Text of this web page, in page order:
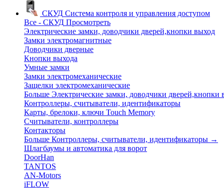
СКУД Система контроля и управления доступом
Все - СКУД Просмотреть
Электрические замки, доводчики дверей,кнопки выход
Замки электромагнитные
Доводчики дверные
Кнопки выхода
Умные замки
Замки электромеханические
Защелки электромеханические
Больше Электрические замки, доводчики дверей,кнопки
Контроллеры, считыватели, идентификаторы
Карты, брелоки, ключи Touch Memory
Считыватели, контроллеры
Контакторы
Больше Контроллеры, считыватели, идентификаторы →
Шлагбаумы и автоматика для ворот
DoorHan
TANTOS
AN-Motors
iFLOW